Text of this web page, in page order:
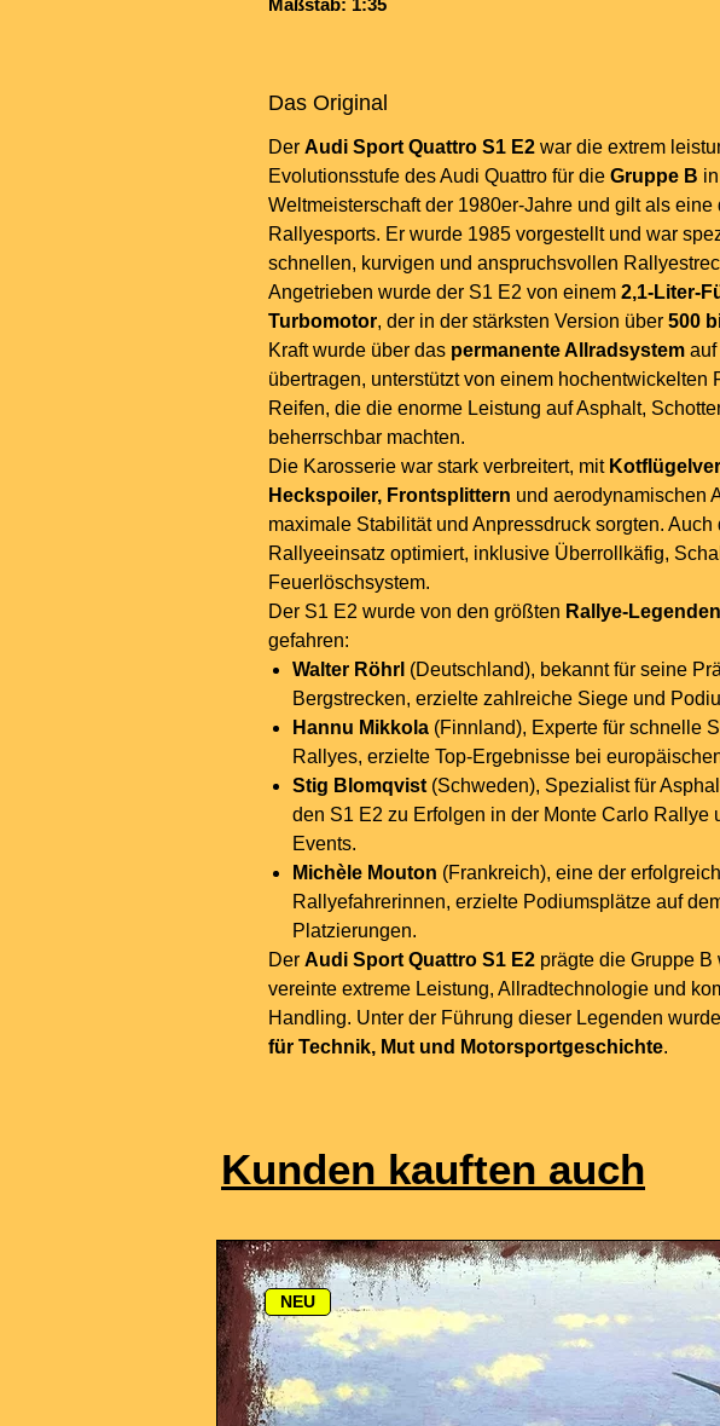
Maßstab: 1:35
Das Original
Der Audi Sport Quattro S1 E2 war die extrem
Evolutionsstufe des Audi Quattro für die Gruppe B
Weltmeisterschaft der 1980er-Jahre und gilt als eine
Rallyesports. Er wurde 1985 vorgestellt und war
schnellen, kurvigen und anspruchsvollen
Angetrieben wurde der S1 E2 von einem 2,1-Liter-
Turbomotor, der in der stärksten Version über 500
Kraft wurde über das permanente Allradsystem
übertragen, unterstützt von einem hochentwickelten
Reifen, die die enorme Leistung auf Asphalt,
beherrschbar machten.
Die Karosserie war stark verbreitert, mit
Heckspoiler, Frontsplittern und aerodynamischen
maximale Stabilität und Anpressdruck sorgten. Auch
Rallyeeinsatz optimiert, inklusive Überrollkäfig,
Feuerlöschsystem.
Der S1 E2 wurde von den größten Rallye-Legenden
gefahren:
Walter Röhrl (Deutschland), bekannt für seine
Bergstrecken, erzielte zahlreiche Siege und
Hannu Mikkola (Finnland), Experte für schnelle
Rallyes, erzielte Top-Ergebnisse bei
Stig Blomqvist (Schweden), Spezialist für
den S1 E2 zu Erfolgen in der Monte Carlo Rallye
Events.
Michèle Mouton (Frankreich), eine der
Rallyefahrerinnen, erzielte Podiumsplätze auf
Platzierungen.
Der Audi Sport Quattro S1 E2 prägte die Gruppe B
vereinte extreme Leistung, Allradtechnologie und
Handling. Unter der Führung dieser Legenden
für Technik, Mut und Motorsportgeschichte.
Kunden kauften auch
NEU